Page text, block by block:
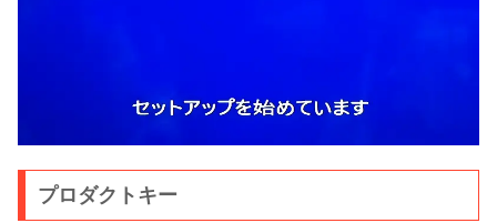
プロダクトキー